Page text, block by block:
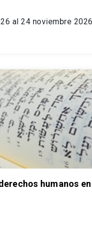
al 24 noviembre 2026
humanos